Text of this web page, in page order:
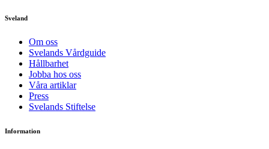
Sveland
Om oss
Svelands Vårdguide
Hållbarhet
Jobba hos oss
Våra artiklar
Press
Svelands Stiftelse
Information